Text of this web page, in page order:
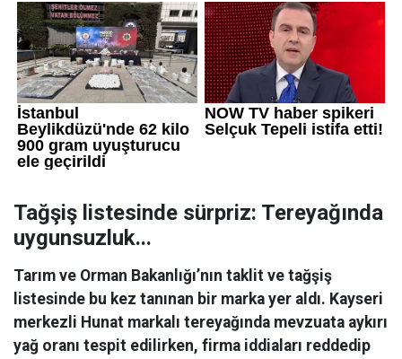
Tağşiş listesinde sürpriz: Tereyağında
uygunsuzluk...
Tarım ve Orman Bakanlığı’nın taklit ve tağşiş
listesinde bu kez tanınan bir marka yer aldı. Kayseri
merkezli Hunat markalı tereyağında mevzuata aykırı
yağ oranı tespit edilirken, firma iddiaları reddedip